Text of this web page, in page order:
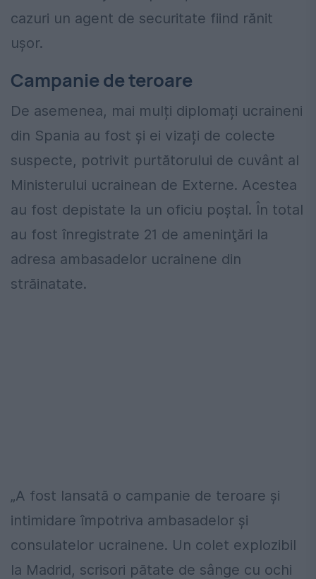
cazuri un agent de securitate fiind rănit
uşor.
Campanie de teroare
De asemenea, mai mulți diplomați ucraineni
din Spania au fost și ei vizați de colecte
suspecte, potrivit purtătorului de cuvânt al
Ministerului ucrainean de Externe. Acestea
au fost depistate la un oficiu poștal. În total
au fost înregistrate 21 de ameninţări la
adresa ambasadelor ucrainene din
străinatate.
„A fost lansată o campanie de teroare şi
intimidare împotriva ambasadelor şi
consulatelor ucrainene. Un colet explozibil
la Madrid, scrisori pătate de sânge cu ochi